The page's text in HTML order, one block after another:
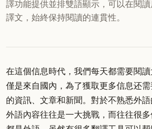
譯功能提供並排雙語顯示，可以在閱
譯文，始終保持閱讀的連貫性。
在這個信息時代，我們每天都需要閱
僅是來自國內，為了獲取更多信息还
的資訊、文章和新聞。對於不熟悉外
外語內容往往是一大挑戰，而往往很